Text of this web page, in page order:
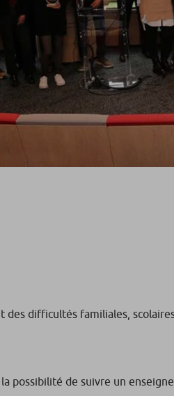
des difficultés familiales,
de suivre un